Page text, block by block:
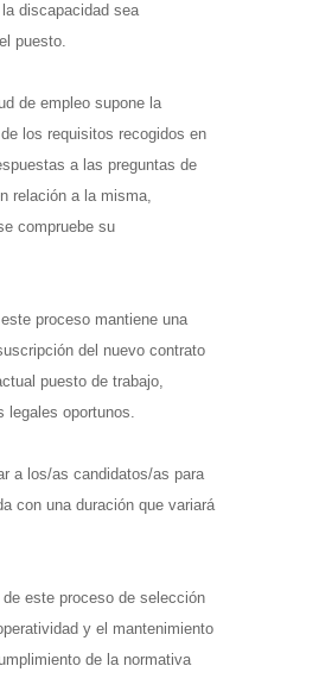
discapacidad sea
puesto.
de empleo supone la
los requisitos recogidos en
a las preguntas de
relación a la misma,
compruebe su
proceso mantiene una
del nuevo contrato
puesto de trabajo,
legales oportunos.
a los/as candidatos/as para
con una duración que variará
este proceso de selección
y el mantenimiento
de la normativa